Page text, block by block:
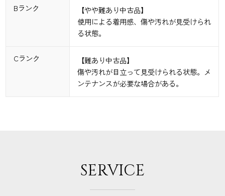
Bランク
【やや難あり中古品】
使用による着用感、傷や汚れが見受けられ
る状態。
Cランク
【難あり中古品】
傷や汚れが目立って見受けられる状態。メ
ンテナンスが必要な場合がある。
SERVICE